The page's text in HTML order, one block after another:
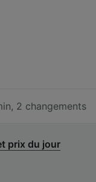
, 2 changements
prix du jour